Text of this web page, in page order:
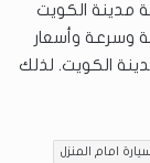
مدينة الكويت
ساعة باحترافية وسرعة وأسعار
الكويت. لذلك
امام المنزل